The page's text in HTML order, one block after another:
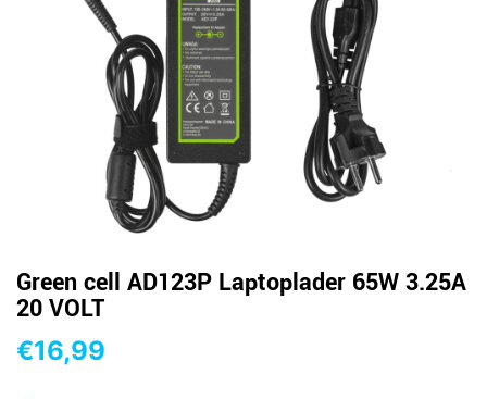
Green cell AD123P Laptoplader 65W 3.25A
20 VOLT
€16,99